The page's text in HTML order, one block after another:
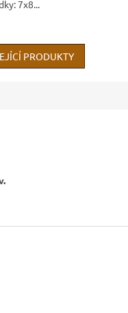
7x8...
PRODUKTY